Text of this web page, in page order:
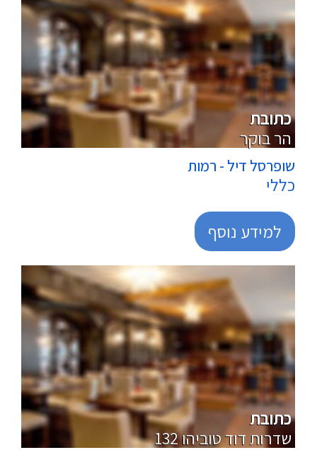
מרכולים
כתובת
הר בוקר
שופרסל דיל - רמות
כללי
למידע נוסף
מרכולים
כתובת
132 שדרות דוד טוביהו